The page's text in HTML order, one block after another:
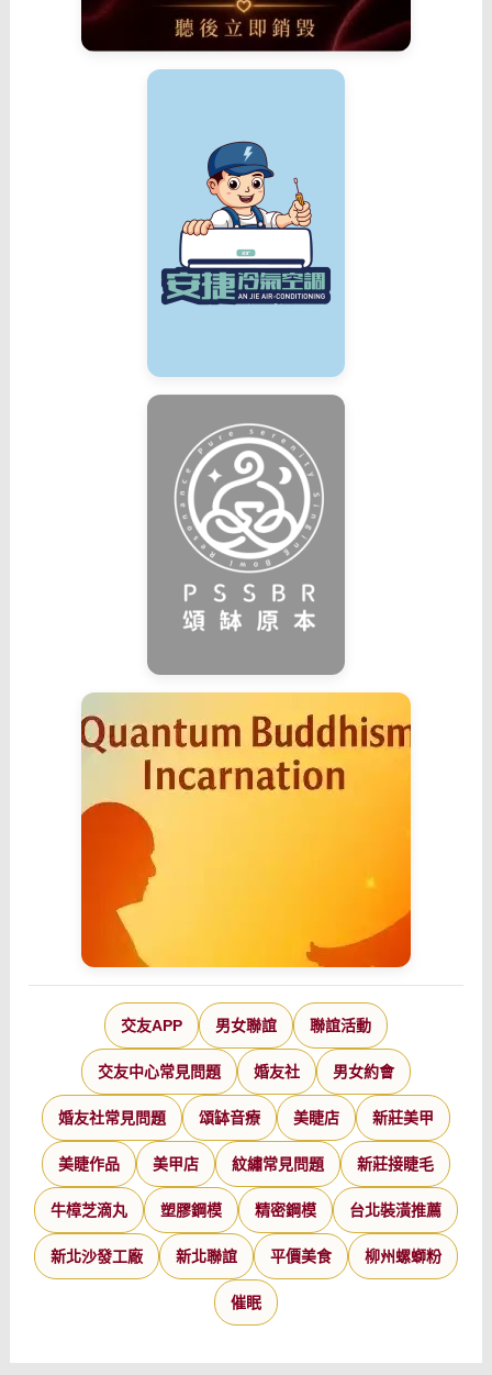
交友APP 男女聯誼 聯誼活動
交友中心常見問題 婚友社 男女約會
婚友社常見問題 頌缽音療 美睫店 新莊美甲
美睫作品 美甲店 紋繡常見問題 新莊接睫毛
牛樟芝滴丸 塑膠鋼模 精密鋼模 台北裝潢推薦
新北沙發工廠 新北聯誼 平價美食 柳州螺螄粉
催眠